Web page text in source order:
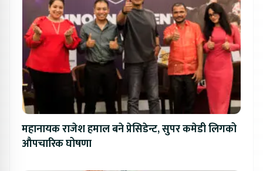
महानायक राजेश हमाल बने प्रेसिडेन्ट, सुपर कमेडी लिगको
औपचारिक घोषणा